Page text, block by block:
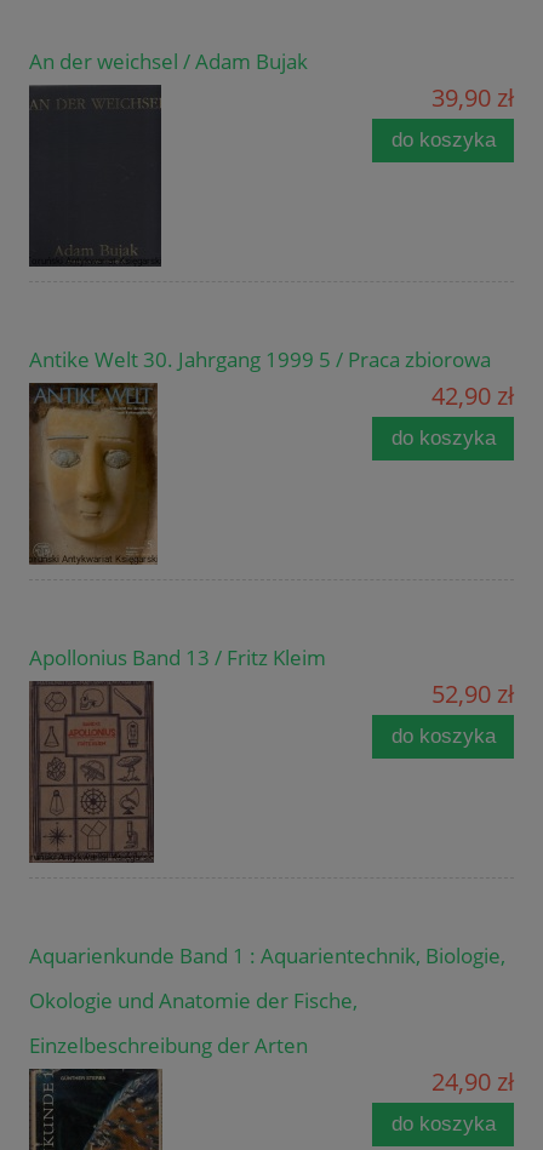
An der weichsel / Adam Bujak
39,90 zł
do koszyka
Antike Welt 30. Jahrgang 1999 5 / Praca zbiorowa
42,90 zł
do koszyka
Apollonius Band 13 / Fritz Kleim
52,90 zł
do koszyka
Aquarienkunde Band 1 : Aquarientechnik, Biologie,
Okologie und Anatomie der Fische,
Einzelbeschreibung der Arten
24,90 zł
do koszyka